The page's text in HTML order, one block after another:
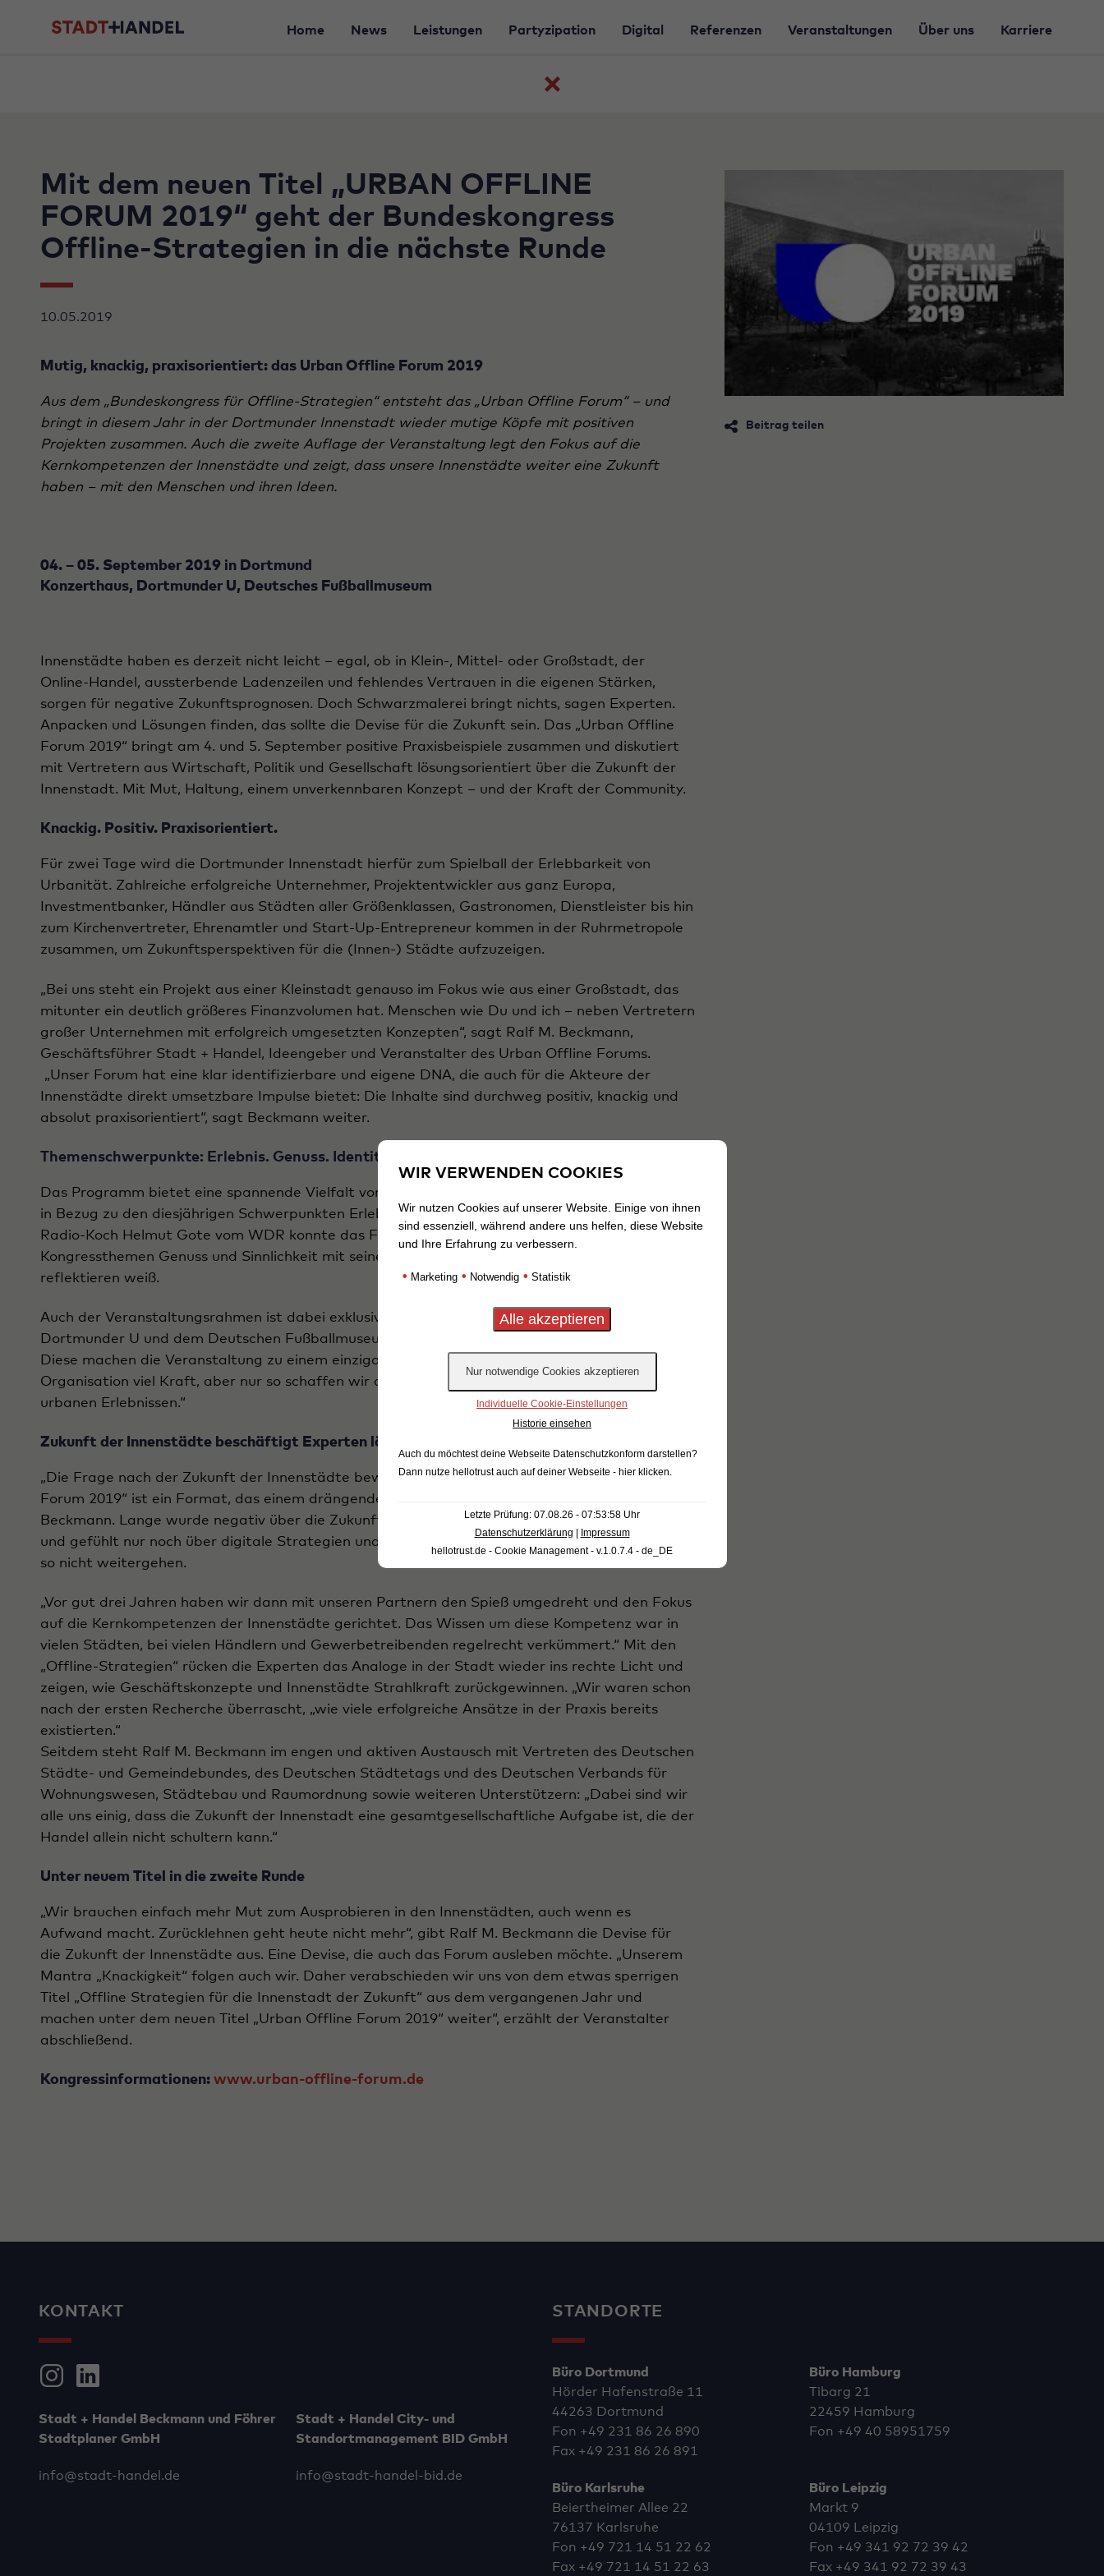
Home News Leistungen Partyzipation Digital Referenzen Veranstaltungen Über uns Karriere
Zurück
Mit dem neuen Titel „URBAN OFFLINE
FORUM 2019“ geht der Bundeskongress
Offline-Strategien in die nächste Runde
10.05.2019
Mutig, knackig, praxisorientiert: das Urban Offline Forum 2019
Aus dem „Bundeskongress für Offline-Strategien“ entsteht das „Urban Offline Forum“ – und
bringt in diesem Jahr in der Dortmunder Innenstadt wieder mutige Köpfe mit positiven
Projekten zusammen. Auch die zweite Auflage der Veranstaltung legt den Fokus auf die
Kernkompetenzen der Innenstädte und zeigt, dass unsere Innenstädte weiter eine Zukunft
haben – mit den Menschen und ihren Ideen.
04. – 05. September 2019 in Dortmund
Konzerthaus, Dortmunder U, Deutsches Fußballmuseum
Innenstädte haben es derzeit nicht leicht – egal, ob in Klein-, Mittel- oder Großstadt, der
Online-Handel, aussterbende Ladenzeilen und fehlendes Vertrauen in die eigenen Stärken,
sorgen für negative Zukunftsprognosen. Doch Schwarzmalerei bringt nichts, sagen Experten.
Anpacken und Lösungen finden, das sollte die Devise für die Zukunft sein. Das „Urban Offline
Forum 2019“ bringt am 4. und 5. September positive Praxisbeispiele zusammen und diskutiert
mit Vertretern aus Wirtschaft, Politik und Gesellschaft lösungsorientiert über die Zukunft der
Innenstadt. Mit Mut, Haltung, einem unverkennbaren Konzept – und der Kraft der Community.
Knackig. Positiv. Praxisorientiert.
Für zwei Tage wird die Dortmunder Innenstadt hierfür zum Spielball der Erlebbarkeit von
Urbanität. Zahlreiche erfolgreiche Unternehmer, Projektentwickler aus ganz Europa,
Investmentbanker, Händler aus Städten aller Größenklassen, Gastronomen, Dienstleister bis hin
zum Kirchenvertreter, Ehrenamtler und Start-Up-Entrepreneur kommen in der Ruhrmetropole
zusammen, um Zukunftsperspektiven für die (Innen-) Städte aufzuzeigen.
„Bei uns steht ein Projekt aus einer Kleinstadt genauso im Fokus wie aus einer Großstadt, das
mitunter ein deutlich größeres Finanzvolumen hat. Menschen wie Du und ich – neben Vertretern
großer Unternehmen mit erfolgreich umgesetzten Konzepten“, sagt Ralf M. Beckmann,
Geschäftsführer Stadt + Handel, Ideengeber und Veranstalter des Urban Offline Forums.
„Unser Forum hat eine klar identifizierbare und eigene DNA, die auch für die Akteure der
Innenstädte direkt umsetzbare Impulse bietet: Die Inhalte sind durchweg positiv, knackig und
absolut praxisorientiert“, sagt Beckmann weiter.
Themenschwerpunkte: Erlebnis. Genuss. Identität.
Das Programm bietet eine spannende Vielfalt von Projekten aus dem In- und Ausland, die alle
in Bezug zu den diesjährigen Schwerpunkten Erlebnis, Genuss und Identität stehen. Mit dem
Radio-Koch Helmut Gote vom WDR konnte das Forum einen Moderator gewinnen, der die
Kongressthemen Genuss und Sinnlichkeit mit seiner eigenwilligen und frischen Attitüde zu
reflektieren weiß.
Auch der Veranstaltungsrahmen ist dabei exklusiv gewählt: „Mit dem Konzerthaus, dem
Dortmunder U und dem Deutschen Fußballmuseum bespielen wir außergewöhnliche Orte.
Diese machen die Veranstaltung zu einem einzigartigen Erlebnis. Das kostet uns in der
Organisation viel Kraft, aber nur so schaffen wir die Verknüpfung von Inhalten des Forums mit
urbanen Erlebnissen.“
Zukunft der Innenstädte beschäftigt Experten länger
„Die Frage nach der Zukunft der Innenstädte bewegt uns schon sehr lange. Das „Urban Offline
Forum 2019“ ist ein Format, das einem drängenden Problem eine Plattforum gibt“, sagt Ralf M.
Beckmann. Lange wurde negativ über die Zukunftsperspektive der Innenstädte gesprochen
und gefühlt nur noch über digitale Strategien und Handlungsfelder diskutiert. Doch das durfte
so nicht weitergehen.
„Vor gut drei Jahren haben wir dann mit unseren Partnern den Spieß umgedreht und den Fokus
auf die Kernkompetenzen der Innenstädte gerichtet. Das Wissen um diese Kompetenz war in
vielen Städten, bei vielen Händlern und Gewerbetreibenden regelrecht verkümmert.“ Mit den
„Offline-Strategien“ rücken die Experten das Analoge in der Stadt wieder ins rechte Licht und
zeigen, wie Geschäftskonzepte und Innenstädte Strahlkraft zurückgewinnen. „Wir waren schon
nach der ersten Recherche überrascht, „wie viele erfolgreiche Ansätze in der Praxis bereits
existierten.“
Seitdem steht Ralf M. Beckmann im engen und aktiven Austausch mit Vertreten des Deutschen
Städte- und Gemeindebundes, des Deutschen Städtetags und des Deutschen Verbands für
Wohnungswesen, Städtebau und Raumordnung sowie weiteren Unterstützern: „Dabei sind wir
alle uns einig, dass die Zukunft der Innenstadt eine gesamtgesellschaftliche Aufgabe ist, die der
Handel allein nicht schultern kann.“
Unter neuem Titel in die zweite Runde
„Wir brauchen einfach mehr Mut zum Ausprobieren in den Innenstädten, auch wenn es
Aufwand macht. Zurücklehnen geht heute nicht mehr“, gibt Ralf M. Beckmann die Devise für
die Zukunft der Innenstädte aus. Eine Devise, die auch das Forum ausleben möchte. „Unserem
Mantra „Knackigkeit“ folgen auch wir. Daher verabschieden wir uns von dem etwas sperrigen
Titel „Offline Strategien für die Innenstadt der Zukunft“ aus dem vergangenen Jahr und
machen unter dem neuen Titel „Urban Offline Forum 2019“ weiter“, erzählt der Veranstalter
abschließend.
Kongressinformationen: www.urban-offline-forum.de
Beitrag teilen
KONTAKT
Stadt + Handel Beckmann und Föhrer
Stadtplaner GmbH
info@stadt-handel.de
Stadt + Handel City- und
Standortmanagement BID GmbH
info@stadt-handel-bid.de
STANDORTE
Büro Dortmund
Hörder Hafenstraße 11
44263 Dortmund
Fon +49 231 86 26 890
Fax +49 231 86 26 891
Büro Hamburg
Tibarg 21
22459 Hamburg
Fon +49 40 58951759
Büro Karlsruhe
Beiertheimer Allee 22
76137 Karlsruhe
Fon +49 721 14 51 22 62
Fax +49 721 14 51 22 63
Büro Leipzig
Markt 9
04109 Leipzig
Fon +49 341 92 72 39 42
Fax +49 341 92 72 39 43
WIR VERWENDEN COOKIES
Wir nutzen Cookies auf unserer Website. Einige von ihnen
sind essenziell, während andere uns helfen, diese Website
und Ihre Erfahrung zu verbessern.
• Marketing • Notwendig • Statistik
Individuelle Cookie-Einstellungen
Historie einsehen
Auch du möchtest deine Webseite Datenschutzkonform darstellen?
Dann nutze hellotrust auch auf deiner Webseite - hier klicken.
Letzte Prüfung: 07.08.26 - 07:53:58 Uhr
Datenschutzerklärung
Impressum
hellotrust.de - Cookie Management - v.1.0.7.4 - de_DE